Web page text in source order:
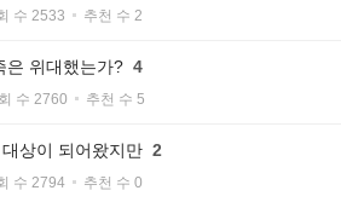
수 2533 추천 수 2
은 위대했는가? 4
수 2760 추천 수 5
상이 되어왔지만 2
수 2794 추천 수 0